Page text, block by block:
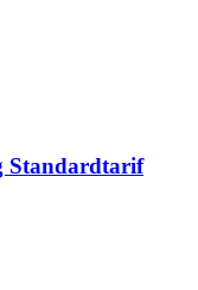
Standardtarif